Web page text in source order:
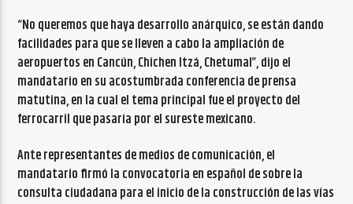
“No queremos que haya desarrollo anárquico, se están dando
facilidades para que se lleven a cabo la ampliación de
aeropuertos en Cancún, Chichen Itzá, Chetumal”, dijo el
mandatario en su acostumbrada conferencia de prensa
matutina, en la cual el tema principal fue el proyecto del
ferrocarril que pasaría por el sureste mexicano.
Ante representantes de medios de comunicación, el
mandatario firmó la convocatoria en español de sobre la
consulta ciudadana para el inicio de la construcción de las vías